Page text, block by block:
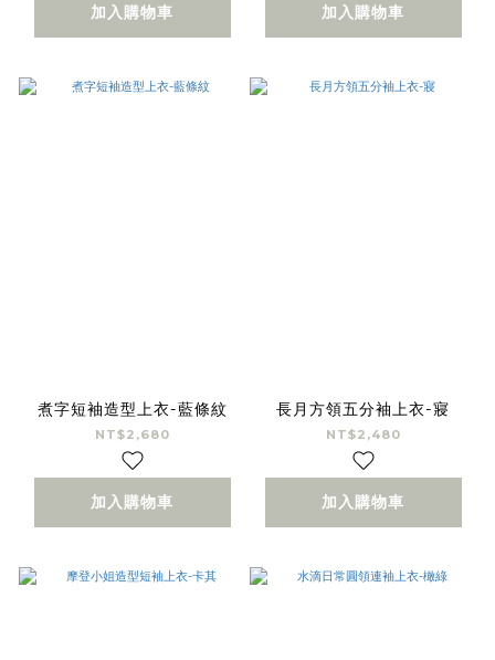
加入購物車 加入購物車
煮字短袖造型上衣-藍條紋
NT$2,680
加入購物車
長月方領五分袖上衣-寢
NT$2,480
加入購物車